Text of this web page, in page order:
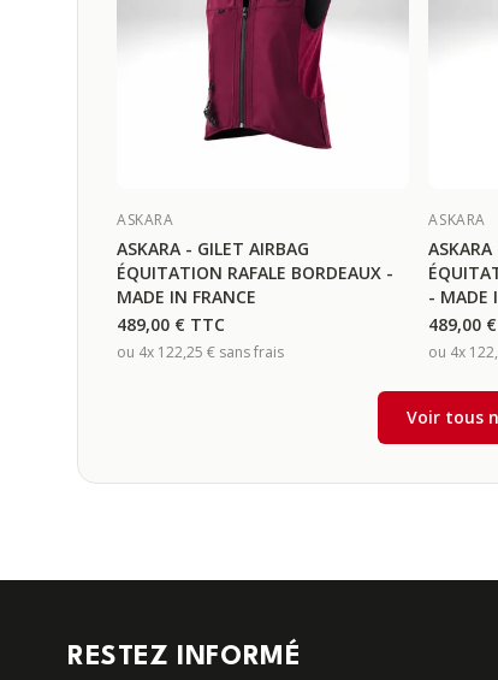
ASKARA
ASKARA - GILET AIRBAG
ÉQUITATION RAFALE BORDEAUX -
MADE IN FRANCE
489,00 € TTC
ou 4x 122,25 € sans frais
ASKARA
- MADE
489,00 €
ou 4x
Voir tous
RESTEZ INFORMÉ